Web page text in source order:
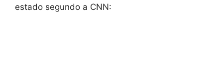
estado segundo a CNN: